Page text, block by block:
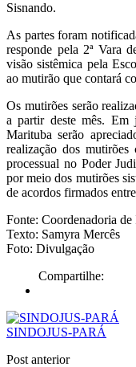
Sisnando.
As partes foram
responde pela 2ª Vara
visão sistêmica pela
ao mutirão que contará
Os mutirões serão
a partir deste mês. Em
Marituba serão
realização dos
processual no Poder
por meio dos mutirões
de acordos firmados
Fonte: Coordenadoria de
Texto: Samyra Mercês
Foto: Divulgação
Compartilhe:
SINDOJUS-PARÁ
Post anterior